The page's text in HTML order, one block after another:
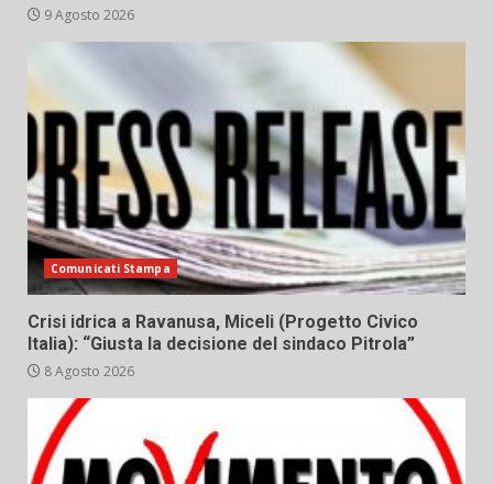
9 Agosto 2026
Comunicati Stampa
Crisi idrica a Ravanusa, Miceli (Progetto Civico
Italia): “Giusta la decisione del sindaco Pitrola”
8 Agosto 2026